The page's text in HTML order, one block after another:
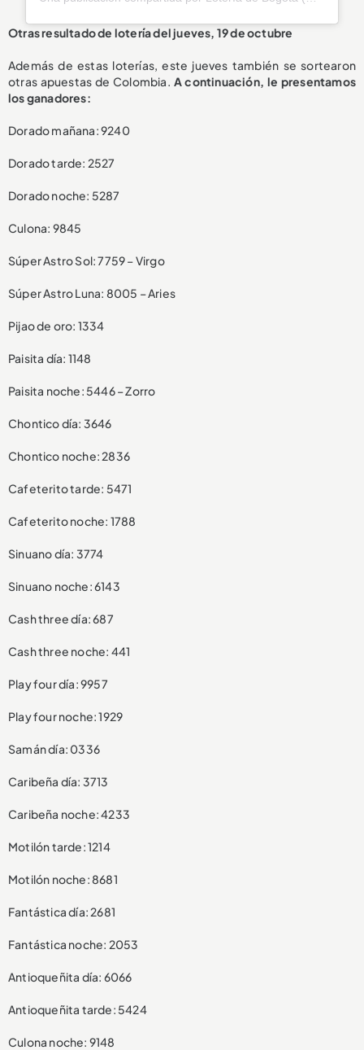
Otras resultado de lotería del jueves, 19 de octubre
Además de estas loterías, este jueves también se sortearon
otras apuestas de Colombia. A continuación, le presentamos
los ganadores:
Dorado mañana: 9240
Dorado tarde: 2527
Dorado noche: 5287
Culona: 9845
Súper Astro Sol: 7759 – Virgo
Súper Astro Luna: 8005 – Aries
Pijao de oro: 1334
Paisita día: 1148
Paisita noche: 5446 – Zorro
Chontico día: 3646
Chontico noche: 2836
Cafeterito tarde: 5471
Cafeterito noche: 1788
Sinuano día: 3774
Sinuano noche: 6143
Cash three día: 687
Cash three noche: 441
Play four día: 9957
Play four noche: 1929
Samán día: 0336
Caribeña día: 3713
Caribeña noche: 4233
Motilón tarde: 1214
Motilón noche: 8681
Fantástica día: 2681
Fantástica noche: 2053
Antioqueñita día: 6066
Antioqueñita tarde: 5424
Culona noche: 9148